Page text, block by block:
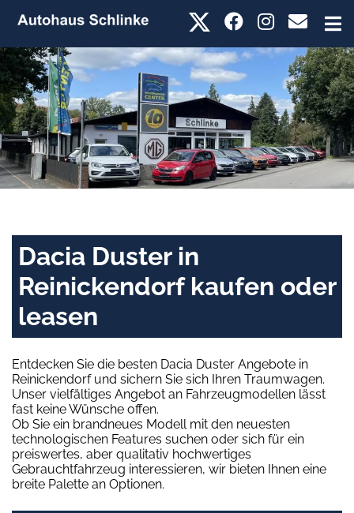
Dacia Duster in
Reinickendorf kaufen oder
leasen
Entdecken Sie die besten Dacia Duster Angebote in
Reinickendorf und sichern Sie sich Ihren Traumwagen.
Unser vielfältiges Angebot an Fahrzeugmodellen lässt
fast keine Wünsche offen.
Ob Sie ein brandneues Modell mit den neuesten
technologischen Features suchen oder sich für ein
preiswertes, aber qualitativ hochwertiges
Gebrauchtfahrzeug interessieren, wir bieten Ihnen eine
breite Palette an Optionen.